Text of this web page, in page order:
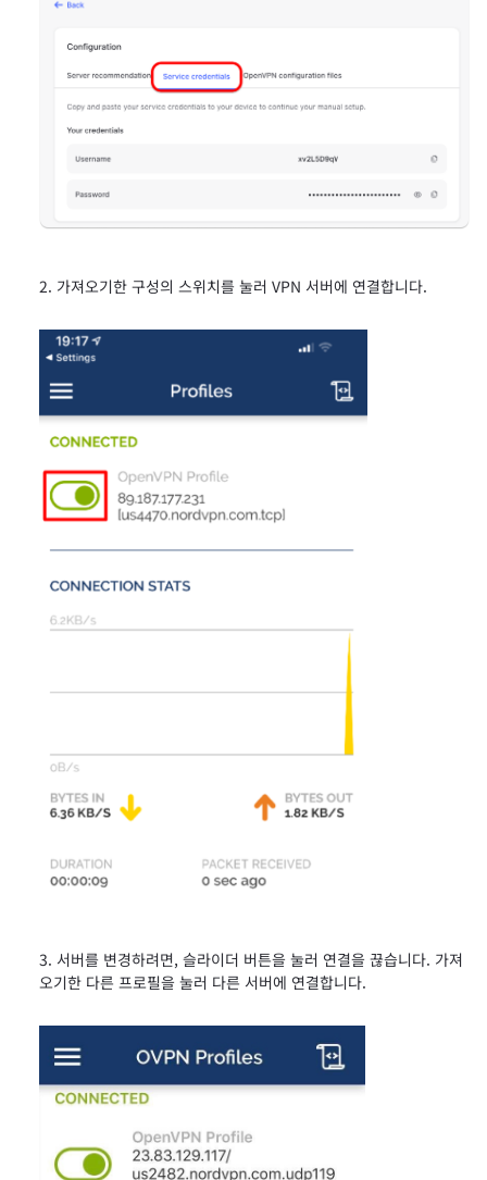
가져오기한 구성의 스위치를 눌러 VPN 서버에 연결합니다.
서버를 변경하려면, 슬라이더 버튼을 눌러 연결을 끊습니다. 가져
오기한 다른 프로필을 눌러 다른 서버에 연결합니다.